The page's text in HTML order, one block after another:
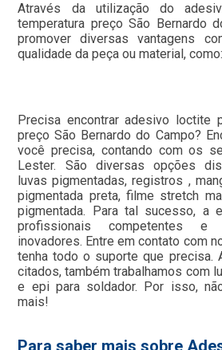
Através da utilização do
temperatura preço São Bernardo
promover diversas vantagens
qualidade da peça ou material, como:
Precisa encontrar adesivo loctite
preço São Bernardo do Campo?
você precisa, contando com os
Lester. São diversas opções
luvas pigmentadas, registros ,
pigmentada preta, filme stretch
pigmentada. Para tal sucesso, a
profissionais competentes e
inovadores. Entre em contato com
tenha todo o suporte que precisa.
citados, também trabalhamos com
e epi para soldador. Por isso,
mais!
Para saber mais sobre